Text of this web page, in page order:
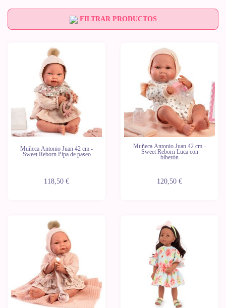
FILTRAR PRODUCTOS
Muñeca Antonio Juan 42 cm -
Sweet Reborn Pipa de paseo
118,50 €
Muñeca Antonio Juan 42 cm -
Sweet Reborn Luca con
biberón
120,50 €